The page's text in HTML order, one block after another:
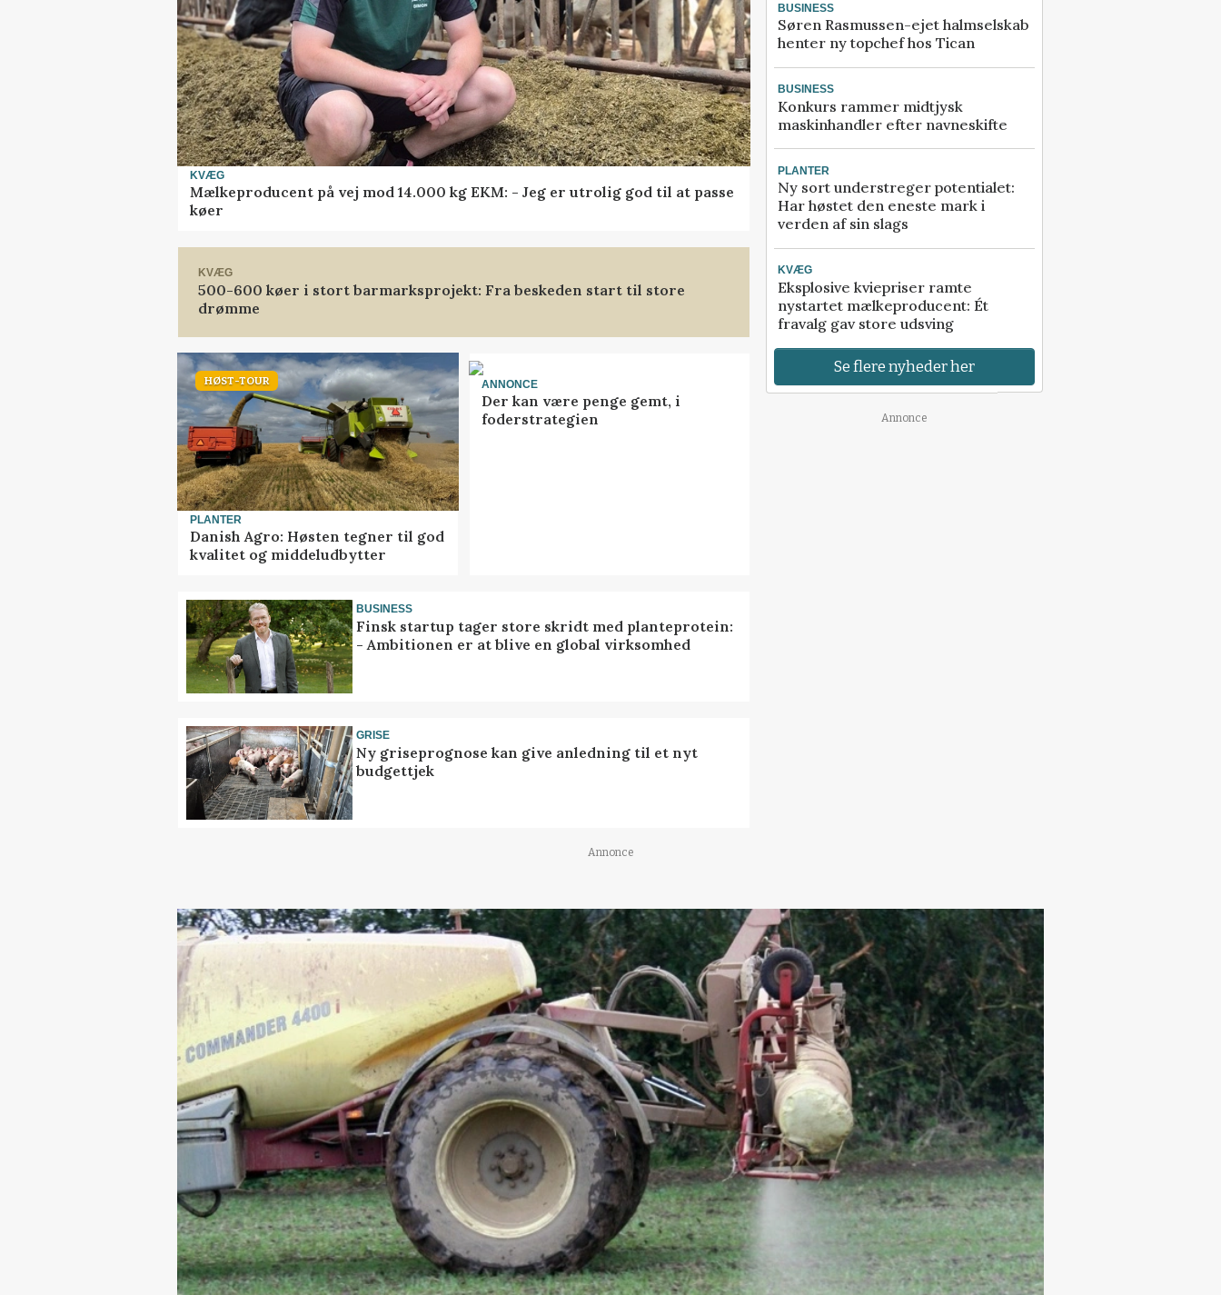
KVÆG
Mælkeproducent på vej mod 14.000 kg EKM: - Jeg er utrolig god til at passe
køer
KVÆG
500-600 køer i stort barmarksprojekt: Fra beskeden start til store
drømme
HØST-TOUR
PLANTER
Danish Agro: Høsten tegner til god
kvalitet og middeludbytter
ANNONCE
Der kan være penge gemt, i
foderstrategien
BUSINESS
Finsk startup tager store skridt med planteprotein:
- Ambitionen er at blive en global virksomhed
GRISE
Ny griseprognose kan give anledning til et nyt
budgettjek
BUSINESS
Søren Rasmussen-ejet halmselskab
henter ny topchef hos Tican
BUSINESS
Konkurs rammer midtjysk
maskinhandler efter navneskifte
PLANTER
Ny sort understreger potentialet:
Har høstet den eneste mark i
verden af sin slags
KVÆG
Eksplosive kviepriser ramte
nystartet mælkeproducent: Ét
fravalg gav store udsving
Se flere nyheder her
Annonce
Annonce